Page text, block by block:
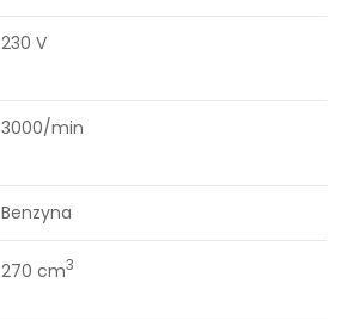
230 V
3000/min
Benzyna
270 cm3